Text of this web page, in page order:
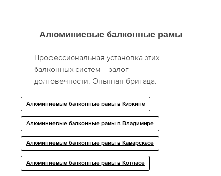
Алюминиевые балконные рамы
Профессиональная установка этих
балконных систем – залог
долговечности. Опытная бригада.
Алюминиевые балконные рамы в Куркине
Алюминиевые балконные рамы в Владимире
Алюминиевые балконные рамы в Каварскасе
Алюминиевые балконные рамы в Котласе